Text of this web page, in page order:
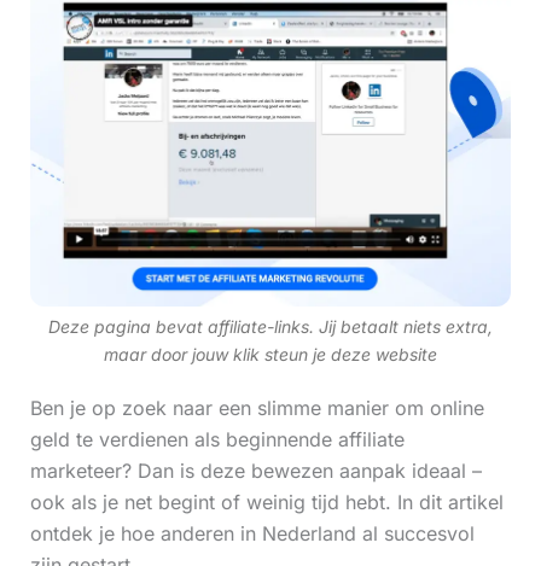
Deze pagina bevat affiliate-links. Jij betaalt niets extra,
maar door jouw klik steun je deze website
Ben je op zoek naar een slimme manier om online
geld te verdienen als beginnende affiliate
marketeer? Dan is deze bewezen aanpak ideaal –
ook als je net begint of weinig tijd hebt. In dit artikel
ontdek je hoe anderen in Nederland al succesvol